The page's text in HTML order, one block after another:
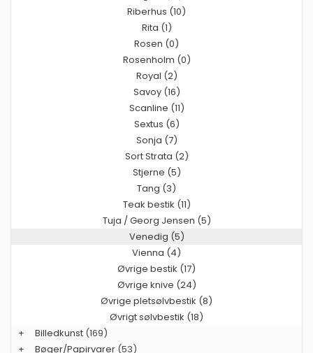
Riberhus (10)
Rita (1)
Rosen (0)
Rosenholm (0)
Royal (2)
Savoy (16)
Scanline (11)
Sextus (6)
Sonja (7)
Sort Strata (2)
Stjerne (5)
Tang (3)
Teak bestik (11)
Tuja / Georg Jensen (5)
Venedig (5)
Vienna (4)
Øvrige bestik (17)
Øvrige knive (24)
Øvrige pletsølvbestik (8)
Øvrigt sølvbestik (18)
+
Billedkunst (169)
+
Bøger/Papirvarer (53)